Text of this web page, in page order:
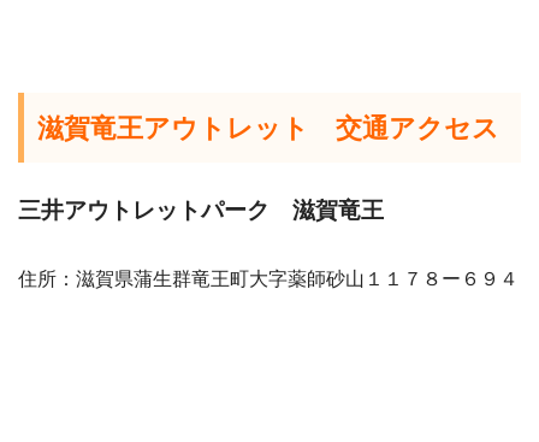
滋賀竜王アウトレット 交通アクセス
三井アウトレットパーク 滋賀竜王
住所：滋賀県蒲生群竜王町大字薬師砂山１１７８ー６９４